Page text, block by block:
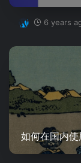
6 years
如何在国内